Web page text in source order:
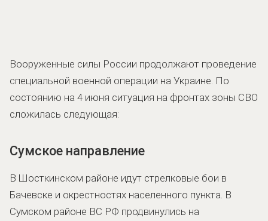
Вооруженные силы России продолжают проведение
специальной военной операции на Украине. По
состоянию на 4 июня ситуация на фронтах зоны СВО
сложилась следующая:
Сумское направление
В Шосткинском районе идут стрелковые бои в
Бачевске и окрестностях населенного пункта. В
Сумском районе ВС РФ продвинулись на